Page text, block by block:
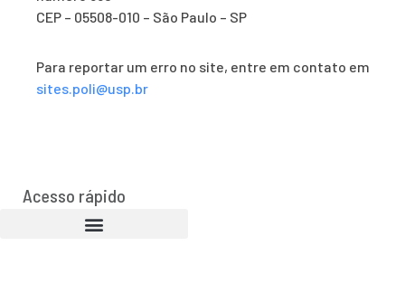
CEP – 05508-010 – São Paulo – SP
Para reportar um erro no site, entre em contato em
sites.poli@usp.br
Acesso rápido